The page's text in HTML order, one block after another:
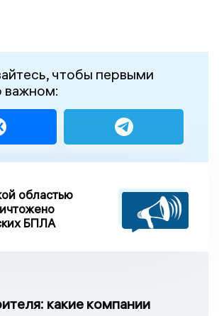
чтобы первыми
важном:
областью
БПЛА
какие компании